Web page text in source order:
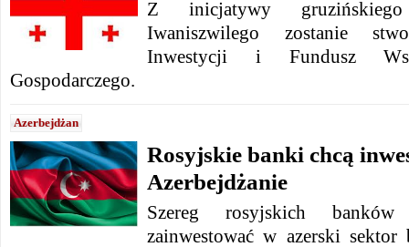
Z inicjatywy
Iwaniszwilego zostanie
Inwestycji i Fundusz
Gospodarczego.
Azerbejdżan
Rosyjskie banki chcą
Azerbejdżanie
Szereg rosyjskich banków
zainwestować w azerski sektor